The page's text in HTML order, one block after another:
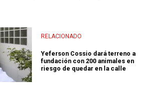
RELACIONADO
Yeferson Cossio dará terreno a
fundación con 200 animales en
riesgo de quedar en la calle